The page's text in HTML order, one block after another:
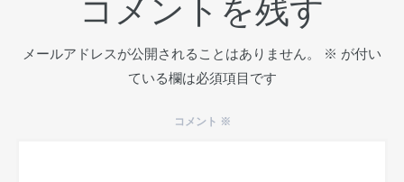
コメントを残す
メールアドレスが公開されることはありません。 ※ が付い
ている欄は必須項目です
コメント ※